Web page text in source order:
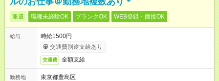
派遣 職種未経験OK ブランクOK WEB登録・面接OK
給与
時給1500円
交通費別途支給あり
交通費 全額支給
勤務地
東京都豊島区